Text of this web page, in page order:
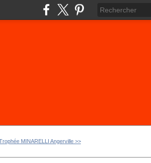
MINARELLI Angerville >>